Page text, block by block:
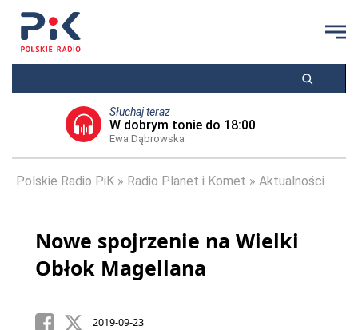
Słuchaj teraz
W dobrym tonie do 18:00
Ewa Dąbrowska
Polskie Radio PiK Radio Planet i Komet Aktualności
Nowe spojrzenie na Wielki
Obłok Magellana
2019-09-23